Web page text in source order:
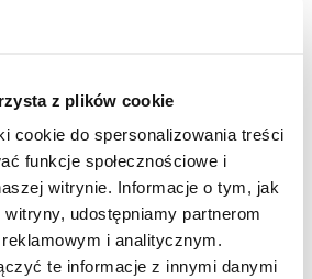
z plików cookie
cookie do spersonalizowania treści
funkcje społecznościowe i
witrynie. Informacje o tym, jak
udostępniamy partnerom
i analitycznym.
te informacje z innymi danymi
do biura to doskonałe rozwiązanie
– zdrowe nawyki żywieniowe
sposób na naukę zdrowych
Oferowane przez nas zdrowe
należy jeść, żeby schudnąć, zbudować
dotychczasową wagę. Z nami zdrowe
ręki.